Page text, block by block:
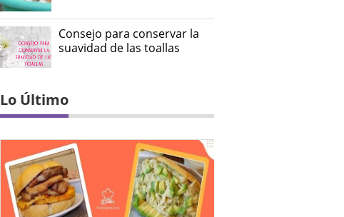
Consejo para conservar la
suavidad de las toallas
Lo Último